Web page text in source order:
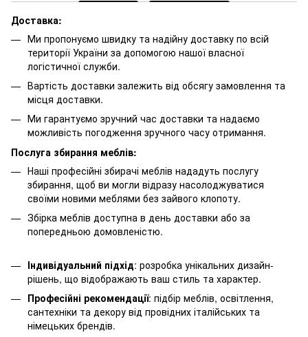
Доставка:
Ми пропонуємо швидку та надійну доставку по всій
території України за допомогою нашої власної
логістичної служби.
Вартість доставки залежить від обсягу замовлення та
місця доставки.
Ми гарантуємо зручний час доставки та надаємо
можливість погодження зручного часу отримання.
Послуга збирання меблів:
Наші професійні збирачі меблів нададуть послугу
збирання, щоб ви могли відразу насолоджуватися
своїми новими меблями без зайвого клопоту.
Збірка меблів доступна в день доставки або за
попередньою домовленістю.
Індивідуальний підхід: розробка унікальних дизайн-
рішень, що відображають ваш стиль та характер.
Професійні рекомендації: підбір меблів, освітлення,
сантехніки та декору від провідних італійських та
німецьких брендів.